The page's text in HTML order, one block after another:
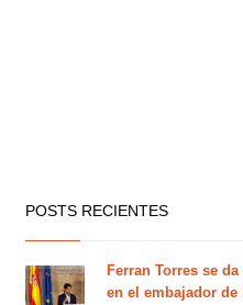
POSTS RECIENTES
Ferran Torres se
en el embajador de